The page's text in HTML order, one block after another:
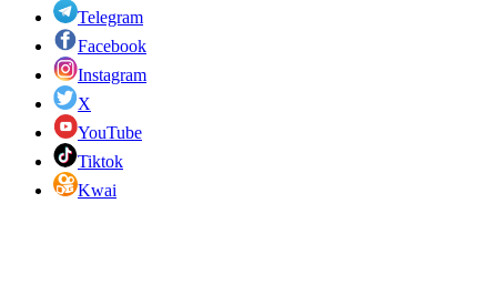
Telegram
Facebook
Instagram
X
YouTube
Tiktok
Kwai